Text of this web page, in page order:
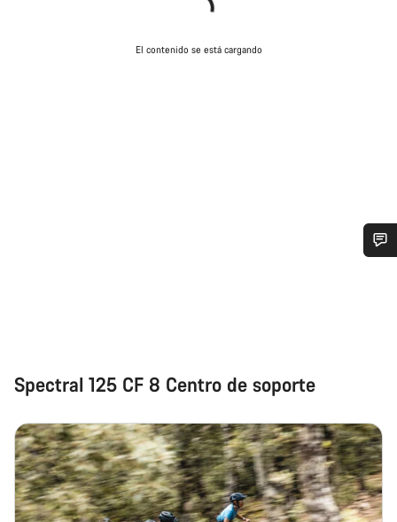
El contenido se está cargando
Spectral 125 CF 8 Centro de soporte
Abrir chat
Cerrar